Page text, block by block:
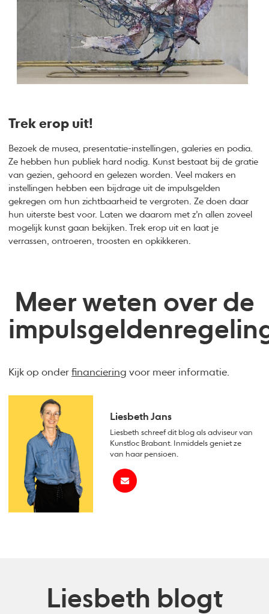
Trek erop uit!
Bezoek de musea, presentatie-instellingen, galeries en podia.
Ze hebben hun publiek hard nodig. Kunst bestaat bij de gratie
van gezien, gehoord en gelezen worden. Veel makers en
instellingen hebben een bijdrage uit de impulsgelden
gekregen om hun zichtbaarheid te vergroten. Ze doen daar
hun uiterste best voor. Laten we daarom met z’n allen zoveel
mogelijk kunst gaan bekijken. Trek erop uit en laat je
verrassen, ontroeren, troosten en opkikkeren.
Meer weten over de
Kijk op onderfinanciering voor meer informatie.
Liesbeth Jans
Liesbeth schreef dit blog als adviseur van
Kunstloc Brabant. Inmiddels geniet ze
van haar pensioen.
Liesbeth blogt